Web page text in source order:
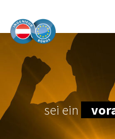
Bundesland auswählen
DAS
sei ein